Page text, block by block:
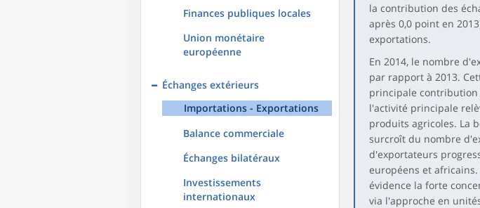
Finances publiques locales
Union monétaire
européenne
Échanges extérieurs
Importations - Exportations
Balance commerciale
Échanges bilatéraux
Investissements
internationaux
la contribution des
après 0,0 point en
exportations.
En 2014, le nombre
par rapport à 2013.
principale
l'activité principale
produits agricoles. La
surcroît du nombre
d'exportateurs
européens et
évidence la forte
via l'approche en